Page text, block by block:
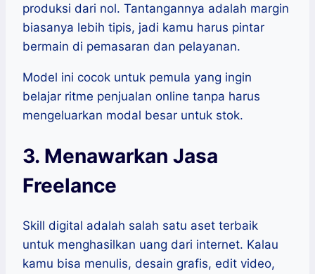
produksi dari nol. Tantangannya adalah margin
biasanya lebih tipis, jadi kamu harus pintar
bermain di pemasaran dan pelayanan.
Model ini cocok untuk pemula yang ingin
belajar ritme penjualan online tanpa harus
mengeluarkan modal besar untuk stok.
3. Menawarkan Jasa
Freelance
Skill digital adalah salah satu aset terbaik
untuk menghasilkan uang dari internet. Kalau
kamu bisa menulis, desain grafis, edit video,